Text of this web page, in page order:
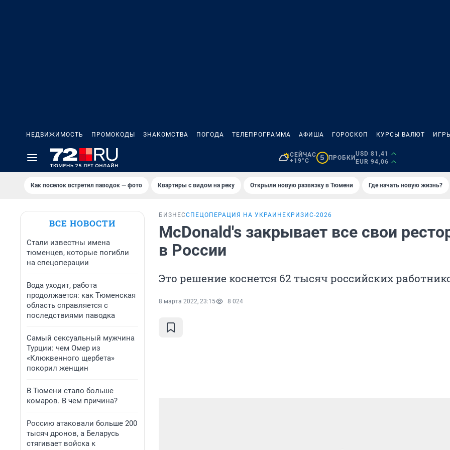
НЕДВИЖИМОСТЬ ПРОМОКОДЫ ЗНАКОМСТВА ПОГОДА ТЕЛЕПРОГРАММА АФИША ГОРОСКОП КУРСЫ ВАЛЮТ ИГРЫ
СЕЙЧАС
+19°C
5 ПРОБКИ
USD 81,41
EUR 94,06
Как поселок встретил паводок — фото Квартиры с видом на реку Открыли новую развязку в Тюмени Где начать новую жизнь?
ВСЕ НОВОСТИ
Стали известны имена
тюменцев, которые погибли
на спецоперации
Вода уходит, работа
продолжается: как Тюменская
область справляется с
последствиями паводка
Самый сексуальный мужчина
Турции: чем Омер из
«Клюквенного щербета»
покорил женщин
В Тюмени стало больше
комаров. В чем причина?
Россию атаковали больше 200
тысяч дронов, а Беларусь
стягивает войска к
БИЗНЕССПЕЦОПЕРАЦИЯ НА УКРАИНЕ КРИЗИС-2026
McDonald's закрывает все свои
в России
Это решение коснется 62 тысяч российских
8 марта 2022, 23:15 8 024